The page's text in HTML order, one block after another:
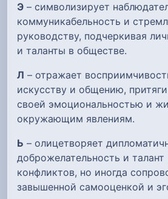
Э – символизирует
коммуникабельность и
руководству, подчеркивая
и таланты в обществе.
Л – отражает
искусству и общению,
своей эмоциональностью и
окружающим явлениям.
Ь – олицетворяет
доброжелательность и
конфликтов, но иногда
завышенной самооценкой и